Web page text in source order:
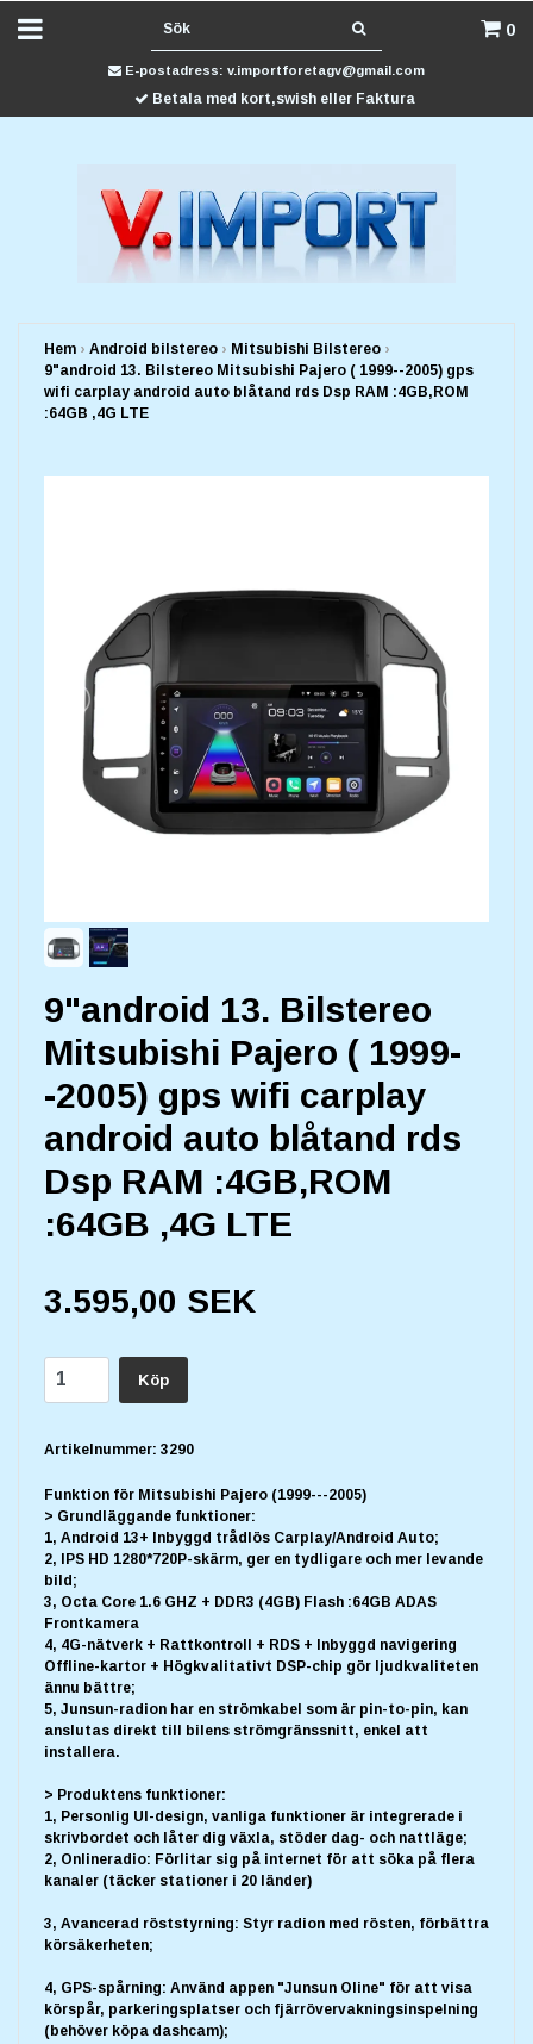
0
E-postadress: v.importforetagv@gmail.com
Betala med kort,swish eller Faktura
Hem › Android bilstereo › Mitsubishi Bilstereo ›
9"android 13. Bilstereo Mitsubishi Pajero ( 1999--2005) gps
wifi carplay android auto blåtand rds Dsp RAM :4GB,ROM
:64GB ,4G LTE
9"android 13. Bilstereo
Mitsubishi Pajero ( 1999-
-2005) gps wifi carplay
android auto blåtand rds
Dsp RAM :4GB,ROM
:64GB ,4G LTE
3.595,00 SEK
Köp
Artikelnummer: 3290
Funktion för Mitsubishi Pajero (1999---2005)
> Grundläggande funktioner:
1, Android 13+ Inbyggd trådlös Carplay/Android Auto;
2, IPS HD 1280*720P-skärm, ger en tydligare och mer levande
bild;
3, Octa Core 1.6 GHZ + DDR3 (4GB) Flash :64GB ADAS
Frontkamera
4, 4G-nätverk + Rattkontroll + RDS + Inbyggd navigering
Offline-kartor + Högkvalitativt DSP-chip gör ljudkvaliteten
ännu bättre;
5, Junsun-radion har en strömkabel som är pin-to-pin, kan
anslutas direkt till bilens strömgränssnitt, enkel att
installera.
> Produktens funktioner:
1, Personlig UI-design, vanliga funktioner är integrerade i
skrivbordet och låter dig växla, stöder dag- och nattläge;
2, Onlineradio: Förlitar sig på internet för att söka på flera
kanaler (täcker stationer i 20 länder)
3, Avancerad röststyrning: Styr radion med rösten, förbättra
körsäkerheten;
4, GPS-spårning: Använd appen "Junsun Oline" för att visa
körspår, parkeringsplatser och fjärrövervakningsinspelning
(behöver köpa dashcam);